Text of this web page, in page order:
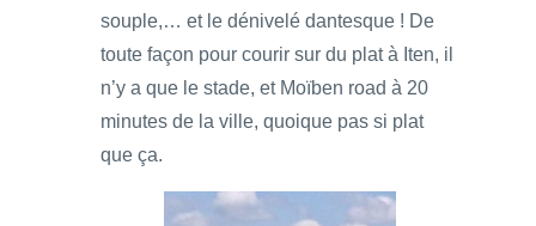
souple,… et le dénivelé dantesque ! De
toute façon pour courir sur du plat à Iten, il
n’y a que le stade, et Moïben road à 20
minutes de la ville, quoique pas si plat
que ça.